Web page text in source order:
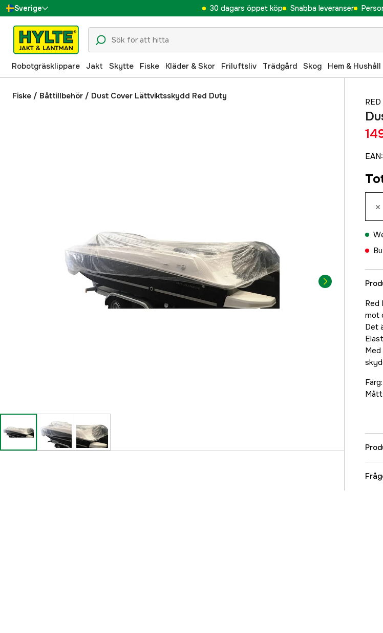
Sverige
Danmark
Suomi
Norge
Deutschland
30 dagars öppet köp Snabba leveranser
Robotgräsklippare Jakt Skytte Fiske Kläder & Skor Friluftsliv Trädgård Skog Hem & Hushåll
Fiske / Båttillbehör / Dust Cover Lättviktsskydd Red Duty
EAN:
×
Red
mot
Det